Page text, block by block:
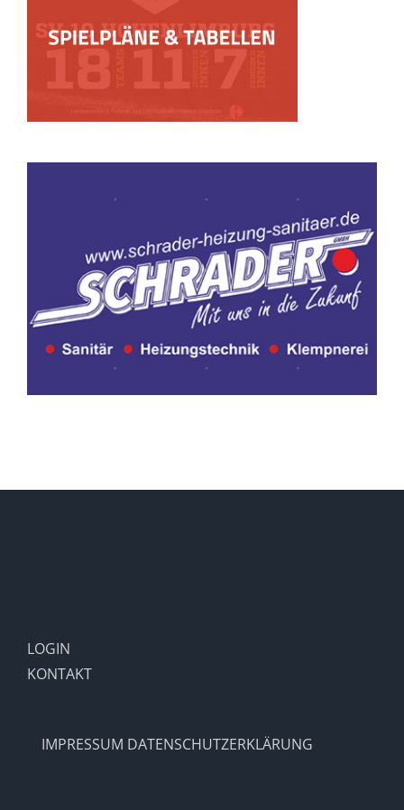
LOGIN
KONTAKT
IMPRESSUM DATENSCHUTZERKLÄRUNG